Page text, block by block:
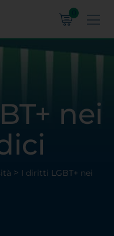
nei
> I diritti LGBT+ nei